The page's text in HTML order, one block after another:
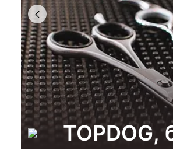
TOPDOG,